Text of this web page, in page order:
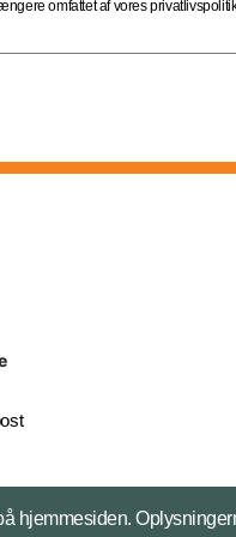
omfattet af vores
hjemmesiden.